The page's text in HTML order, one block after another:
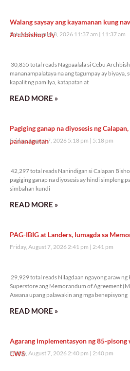
Walang saysay ang kayamanan kung
Archbishop Uy
Saturday, August 8, 2026 11:37 am 11:37 am
30,855 total reads Nagpaalala si Cebu
mananampalataya na ang tagumpay ay
kapalit ng pamilya, katapatan at
READ MORE »
Pagiging ganap na diyosesis ng
pananagutan
Friday, August 7, 2026 5:18 pm 5:18 pm
42,297 total reads Nanindigan si Calapan
pagiging ganap na diyosesis ay hindi simpleng
simbahan kundi
READ MORE »
PAG-IBIG at Landers, lumagda sa
Friday, August 7, 2026 2:41 pm 2:41 pm
29,929 total reads Nilagdaan ngayong araw ng
Superstore ang Memorandum of Agreement
Aseana upang palawakin ang mga benepisyong
READ MORE »
Agarang implementasyon ng 85-pisong
CWS
Friday, August 7, 2026 2:40 pm 2:40 pm